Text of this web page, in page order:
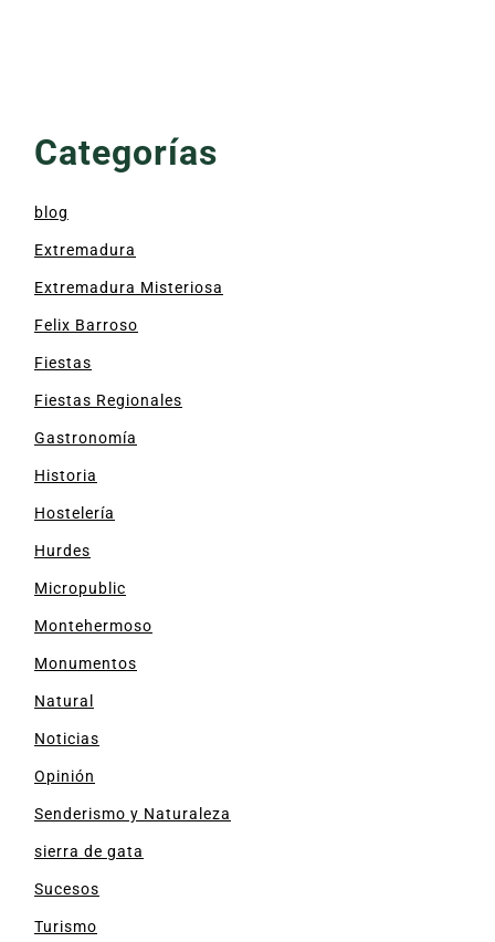
Categorías
blog
Extremadura
Extremadura Misteriosa
Felix Barroso
Fiestas
Fiestas Regionales
Gastronomía
Historia
Hostelería
Hurdes
Micropublic
Montehermoso
Monumentos
Natural
Noticias
Opinión
Senderismo y Naturaleza
sierra de gata
Sucesos
Turismo